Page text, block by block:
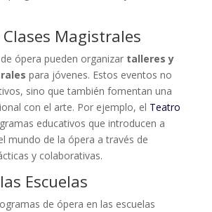
Magistrales
ópera pueden organizar talleres y
para jóvenes. Estos eventos no
sino que también fomentan una
con el arte. Por ejemplo, el Teatro
educativos que introducen a
mundo de la ópera a través de
y colaborativas.
Escuelas
de ópera en las escuelas